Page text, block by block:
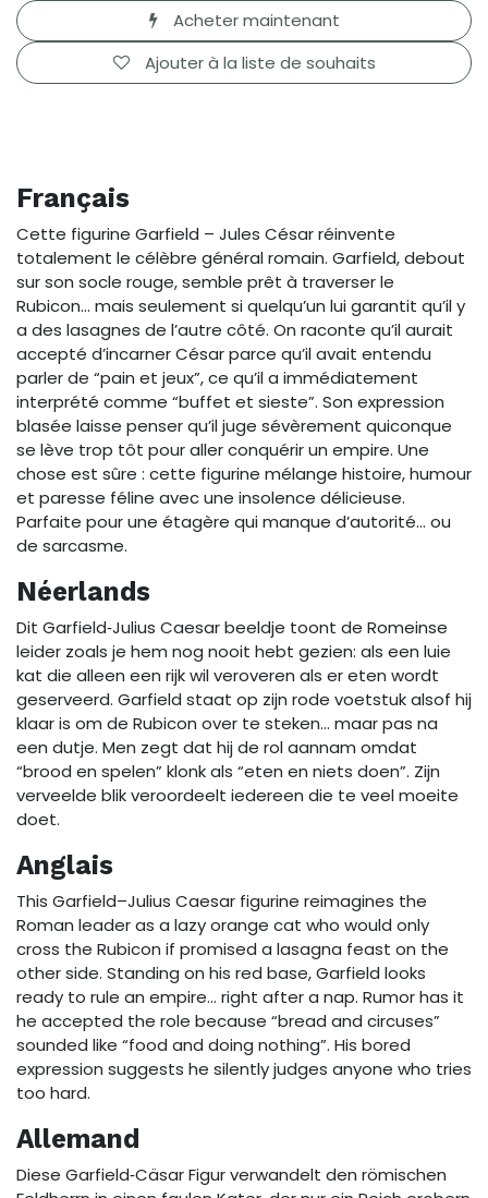
Acheter maintenant
Ajouter à la liste de souhaits
Français
Cette figurine Garfield – Jules César réinvente
totalement le célèbre général romain. Garfield, debout
sur son socle rouge, semble prêt à traverser le
Rubicon… mais seulement si quelqu’un lui garantit qu’il y
a des lasagnes de l’autre côté. On raconte qu’il aurait
accepté d’incarner César parce qu’il avait entendu
parler de “pain et jeux”, ce qu’il a immédiatement
interprété comme “buffet et sieste”. Son expression
blasée laisse penser qu’il juge sévèrement quiconque
se lève trop tôt pour aller conquérir un empire. Une
chose est sûre : cette figurine mélange histoire, humour
et paresse féline avec une insolence délicieuse.
Parfaite pour une étagère qui manque d’autorité… ou
de sarcasme.
Néerlands
Dit Garfield‑Julius Caesar beeldje toont de Romeinse
leider zoals je hem nog nooit hebt gezien: als een luie
kat die alleen een rijk wil veroveren als er eten wordt
geserveerd. Garfield staat op zijn rode voetstuk alsof hij
klaar is om de Rubicon over te steken… maar pas na
een dutje. Men zegt dat hij de rol aannam omdat
“brood en spelen” klonk als “eten en niets doen”. Zijn
verveelde blik veroordeelt iedereen die te veel moeite
doet.
Anglais
This Garfield–Julius Caesar figurine reimagines the
Roman leader as a lazy orange cat who would only
cross the Rubicon if promised a lasagna feast on the
other side. Standing on his red base, Garfield looks
ready to rule an empire… right after a nap. Rumor has it
he accepted the role because “bread and circuses”
sounded like “food and doing nothing”. His bored
expression suggests he silently judges anyone who tries
too hard.
Allemand
Diese Garfield‑Cäsar Figur verwandelt den römischen